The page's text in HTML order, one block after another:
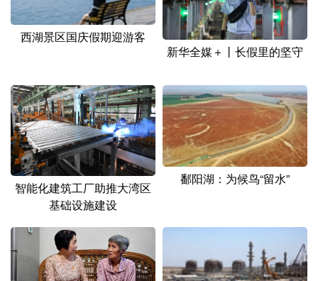
西湖景区国庆假期迎游客
新华全媒＋丨长假里的坚守
智能化建筑工厂助推大湾区
基础设施建设
鄱阳湖：为候鸟“留水”